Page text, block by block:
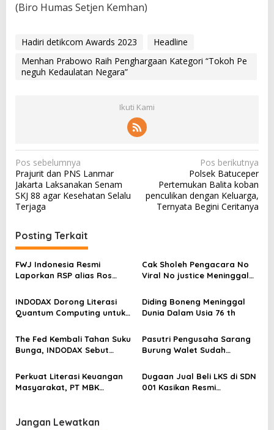
(Biro Humas Setjen Kemhan)
Hadiri detikcom Awards 2023
Headline
Menhan Prabowo Raih Penghargaan Kategori “Tokoh Pe
neguh Kedaulatan Negara”
Ikuti Kami
N
a
v
i
g
a
s
i
p
o
s
Pos sebelumnya
Prajurit dan PNS Lanmar
Jakarta Laksanakan Senam
SKJ 88 agar Kesehatan Selalu
Terjaga
Pos berikutnya
Polsek Batuceper
Pertemukan Balita koban
penculikan dengan Keluarga,
Ternyata Begini Ceritanya
Posting Terkait
FWJ Indonesia Resmi
Laporkan RSP alias Ros
Cak Sholeh Pengacara No
Viral No justice Meninggal
INDODAX Dorong Literasi
Quantum Computing untuk
Blockchain
Diding Boneng Meninggal
Dunia Dalam Usia 76 th
The Fed Kembali Tahan Suku
Bunga, INDODAX Sebut
Sentimen Pasar
Pasutri Pengusaha Sarang
Burung Walet Sudah
Pelapor Desak Polda Jambi
Segera Lakukan Penahanan
Perkuat Literasi Keuangan
Masyarakat, PT MBK
Dugaan Jual Beli LKS di SDN
001 Kasikan Resmi
Jangan Lewatkan